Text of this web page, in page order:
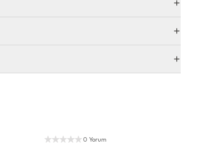
Yetkili Satıcı
0 Yorum